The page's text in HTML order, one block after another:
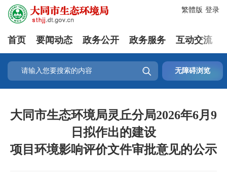
登录
繁體版
首页 要闻动态 政务公开 政务服务 互动交流
 无障碍浏览
大同市生态环境局灵丘分局2026年6月9
日拟作出的建设
项目环境影响评价文件审批意见的公示